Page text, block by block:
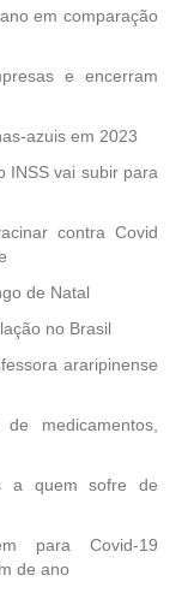
em comparação
e encerram
azuis em 2023
INSS vai subir para
contra Covid
de Natal
no Brasil
araripinense
medicamentos,
a quem sofre de
para Covid-19
de ano